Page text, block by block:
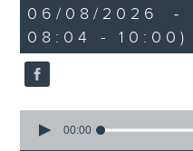
1
hour,
51
minutes,
59
seconds
06/08/2026 -
08:04 - 10:00)
seconds
00:00